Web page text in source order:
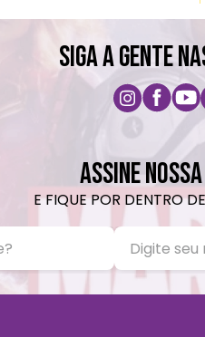
SIGA A GENTE
ASSINE
E FIQUE POR DENTRO